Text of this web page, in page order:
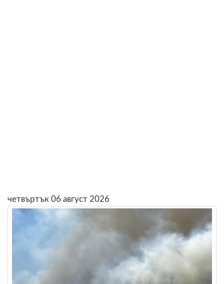
четвъртък 06 август 2026